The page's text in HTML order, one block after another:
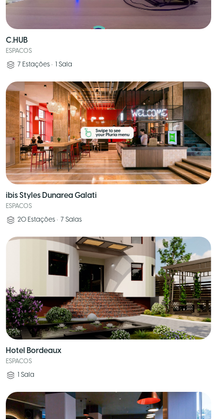
C.HUB
ESPACOS
7 Estações • 1 Sala
ibis Styles Dunarea Galati
ESPACOS
20 Estações • 7 Salas
Hotel Bordeaux
ESPACOS
1 Sala